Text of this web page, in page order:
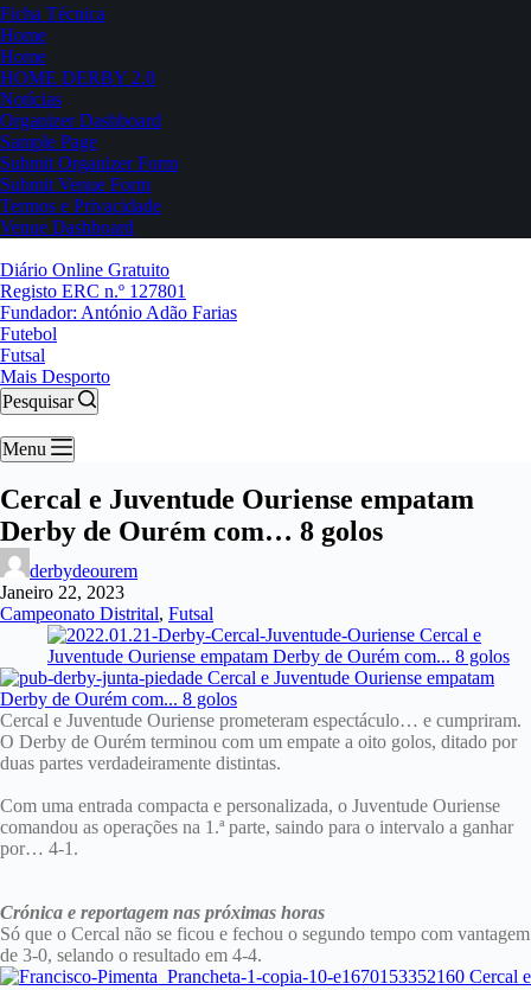
Ficha Técnica
Home
Home
HOME DERBY 2.0
Notícias
Organizer Dashboard
Sample Page
Submit Organizer Form
Submit Venue Form
Termos e Privacidade
Venue Dashboard
Diário Online Gratuito
Registo ERC n.º 127801
Fundador: António Adão Farias
Futebol
Futsal
Mais Desporto
Pesquisar
Menu
Cercal e Juventude Ouriense empatam
Derby de Ourém com… 8 golos
derbydeourem
Janeiro 22, 2023
Campeonato Distrital, Futsal
Cercal e Juventude Ouriense prometeram espectáculo… e cumpriram.
O Derby de Ourém terminou com um empate a oito golos, ditado por
duas partes verdadeiramente distintas.
Com uma entrada compacta e personalizada, o Juventude Ouriense
comandou as operações na 1.ª parte, saindo para o intervalo a ganhar
por… 4-1.
Crónica e reportagem nas próximas horas
Só que o Cercal não se ficou e fechou o segundo tempo com vantagem
de 3-0, selando o resultado em 4-4.